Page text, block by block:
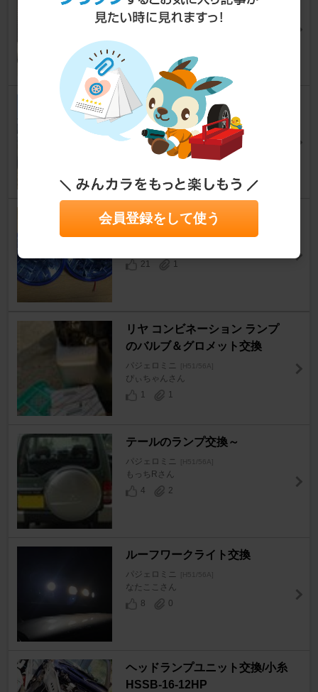
パジェロミニ [H51/56A]
めゆパパさん
ヘッドライト純正戻し
パジェロミニ [H51/56A]
redwolfさん
1
ヘッドライト交換m(_ _)
パジェロミニ [H51/56A]
21
1
リヤ コンビネーション ランプ
のバルブ＆グロメット交換
パジェロミニ [H51/56A]
ぴぃちゃんさん
1
1
テールのランプ交換～
パジェロミニ [H51/56A]
もっちRさん
4
2
ルーフワークライト交換
パジェロミニ [H51/56A]
なたここさん
8
0
ヘッドランプユニット交換/小糸
HSSB-16-12HP
会員登録をして使う